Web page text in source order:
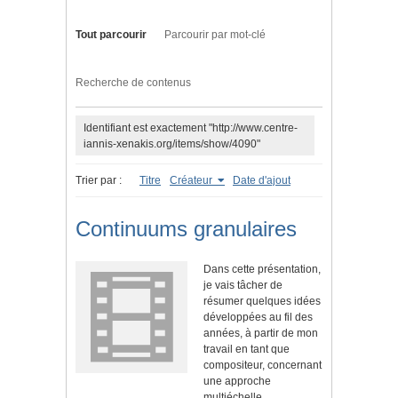
Tout parcourir Parcourir par mot-clé
Recherche de contenus
Identifiant est exactement "http://www.centre-
iannis-xenakis.org/items/show/4090"
Trier par : Titre Créateur Date d'ajout
Continuums granulaires
Dans cette présentation,
je vais tâcher de
résumer quelques idées
développées au fil des
années, à partir de mon
travail en tant que
compositeur, concernant
une approche